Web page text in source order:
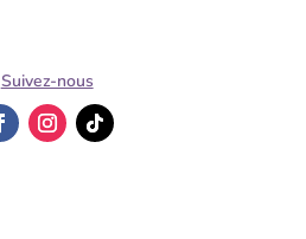
Suivez-nous